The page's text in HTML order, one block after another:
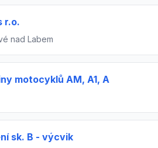
r.o.
nad Labem
motocyklů AM, A1, A
sk. B - výcvik